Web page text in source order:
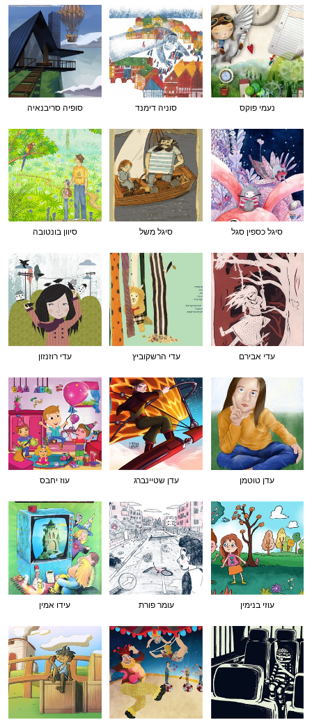
נעמי פוקס סוניה דימנד סופיה סריבנאיה
סיגל כספין סגל סיגל משל סיוון בונטובה
עדי אבירם עדי הרשקוביץ עדי רוזנזון
עדן טוטמן עדן שטיינברג עוז יחבס
עוזי בנימין עומר פורת עידו אמין